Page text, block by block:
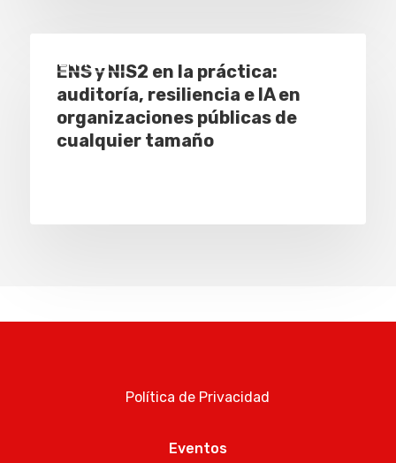
Eventos
ENS y NIS2 en la práctica:
auditoría, resiliencia e IA en
organizaciones públicas de
cualquier tamaño
Política de Privacidad
Eventos